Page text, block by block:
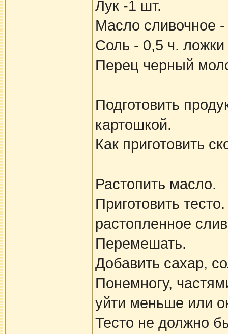
Лук -1 шт.
Масло сливочное -
Соль - 0,5 ч. ложки
Перец черный
Подготовить
картошкой.
Как приготовить
Растопить масло.
Приготовить
растопленное
Перемешать.
Добавить сахар,
Понемногу,
уйти меньше или
Тесто не должно